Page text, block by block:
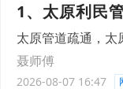
1、太原利民
太原管道疏通，太
聂师傅
2026-08-07 16:47